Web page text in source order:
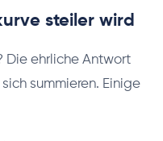
steiler wird
Die ehrliche Antwort
summieren. Einige